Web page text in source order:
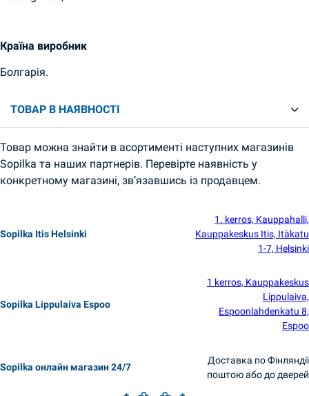
Країна виробник
Болгарія.
ТОВАР В НАЯВНОСТІ
Товар можна знайти в асортименті наступних магазинів
Sopilka та наших партнерів. Перевірте наявність у
конкретному магазині, зв’язавшись із продавцем.
Sopilka Itis Helsinki
1. kerros, Kauppahalli,
Kauppakeskus Itis, Itäkatu
1-7, Helsinki
Sopilka Lippulaiva Espoo
1 kerros, Kauppakeskus
Lippulaiva,
Espoonlahdenkatu 8,
Espoo
Sopilka онлайн магазин 24/7
Доставка по Фінляндії
поштою або до дверей